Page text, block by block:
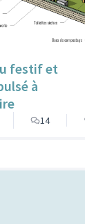
festif et
à
14